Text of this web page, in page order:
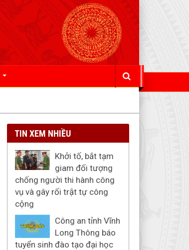
TIN XEM NHIỀU
Khởi tố, bắt tạm
giam đối tượng
chống người thi hành công
vụ và gây rối trật tự công
cộng
Công an tỉnh Vĩnh
Long Thông báo
tuyển sinh đào tạo đại học